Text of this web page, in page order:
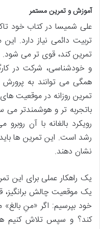
آموزش و تمرین مستمر
علی شمیسا در کتاب خود
تربیت دائمی نیاز دارد.
تمرین کند، قوی تر می شود.
و خودشناسی، شرکت در
همگی می توانند به پرورش
تمرین روزانه در موقعیت
باتجربه تر و هوشمندتر می
رویکرد بالغانه با آن
رشد است. این تمرین ها باید
نشان دهند.
یک راهکار عملی برای این
یک موقعیت چالش برانگیز،
خود بپرسیم: اگر «منِ
کند؟ و سپس تلاش کنیم